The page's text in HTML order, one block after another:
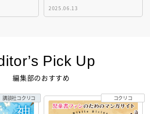
2025.06.13
Pick Up
編集部のおすすめ
講談社コクリコ コクリコ